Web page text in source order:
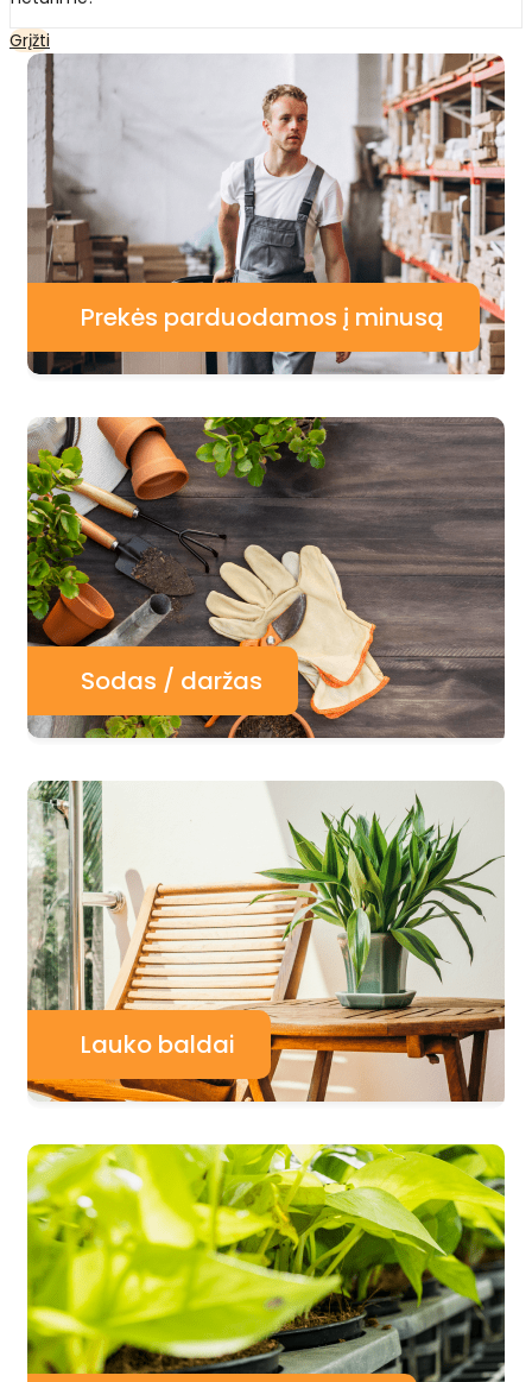
Grįžti
Prekės parduodamos į minusą
Sodas / daržas
Lauko baldai